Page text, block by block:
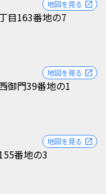
目163番地の7
地図を見る open_in_new
御門39番地の1
地図を見る open_in_new
番地の3
地図を見る open_in_new